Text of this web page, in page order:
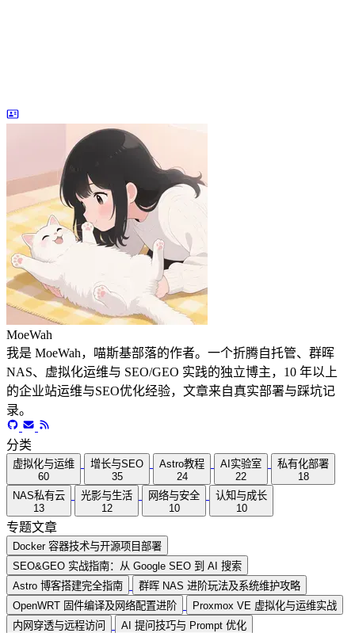
MoeWah
我是 MoeWah，喵斯基部落的作者。一个折腾自托管、群晖
NAS、虚拟化运维与 SEO/GEO 实践的独立博主，10 年以上
的企业站运维与SEO优化经验，文章来自真实部署与踩坑记
录。
分类
虚拟化与运维
60
增长与SEO
35
Astro教程
24
AI实验室
22
私有化部署
18
NAS私有云
13
光影与生活
12
网络与安全
10
认知与成长
10
专题文章
Docker 容器技术与开源项目部署
SEO&GEO 实战指南：从 Google SEO 到 AI 搜索
Astro 博客搭建完全指南
群晖 NAS 进阶玩法及系统维护攻略
OpenWRT 固件编译及网络配置进阶
Proxmox VE 虚拟化与运维实战
内网穿透与远程访问
AI 提问技巧与 Prompt 优化